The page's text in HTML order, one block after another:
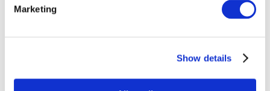
Marketing
Show details
Concertos